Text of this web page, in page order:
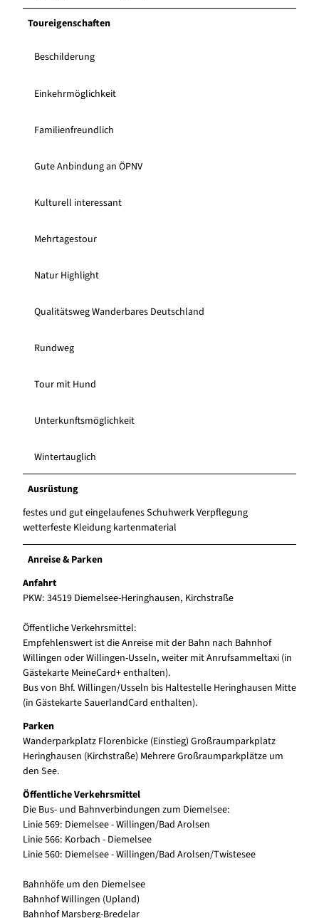
Toureigenschaften
Beschilderung
Einkehrmöglichkeit
Familienfreundlich
Gute Anbindung an ÖPNV
Kulturell interessant
Mehrtagestour
Natur Highlight
Qualitätsweg Wanderbares Deutschland
Rundweg
Tour mit Hund
Unterkunftsmöglichkeit
Wintertauglich
Ausrüstung
festes und gut eingelaufenes Schuhwerk Verpflegung
wetterfeste Kleidung kartenmaterial
Anreise & Parken
Anfahrt
PKW: 34519 Diemelsee-Heringhausen, Kirchstraße
Öffentliche Verkehrsmittel:
Empfehlenswert ist die Anreise mit der Bahn nach Bahnhof
Willingen oder Willingen-Usseln, weiter mit Anrufsammeltaxi (in
Gästekarte MeineCard+ enthalten).
Bus von Bhf. Willingen/Usseln bis Haltestelle Heringhausen Mitte
(in Gästekarte SauerlandCard enthalten).
Parken
Wanderparkplatz Florenbicke (Einstieg) Großraumparkplatz
Heringhausen (Kirchstraße) Mehrere Großraumparkplätze um
den See.
Öffentliche Verkehrsmittel
Die Bus- und Bahnverbindungen zum Diemelsee:
Linie 569: Diemelsee - Willingen/Bad Arolsen
Linie 566: Korbach - Diemelsee
Linie 560: Diemelsee - Willingen/Bad Arolsen/Twistesee
Bahnhöfe um den Diemelsee
Bahnhof Willingen (Upland)
Bahnhof Marsberg-Bredelar